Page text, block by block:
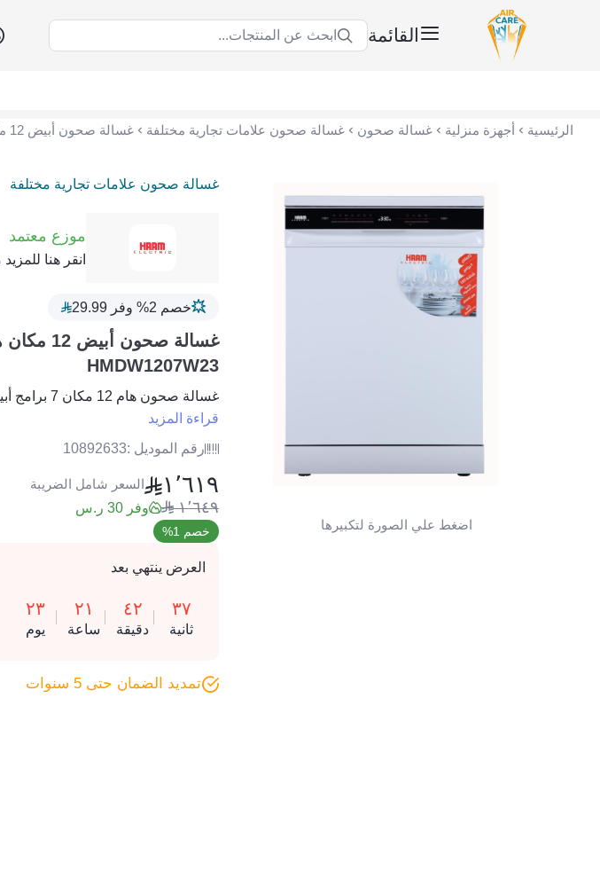
القائمة ابحث عن المنتجات...
الرئيسية أجهزة منزلية غسالة صحون غسالة صحون علامات تجارية مختلفة
اضغط علي الصورة لتكبيرها
غسالة صحون علامات تجارية مختلفة
موزع معتمد
انقر هنا
خصم 2% وفر 29.99
HMDW1207W23
غسالة صحون هام 12 مكان 7 برامج أبيض
قراءة المزيد
رقم الموديل :10892633
١٬٦١٩ السعر شامل الضريبة
١٬٦٤٩ وفر 30 ر.س
خصم 1%
العرض ينتهي بعد
٣٧
ثانية
٤٢
دقيقة
٢١
ساعة
٢٣
يوم
تمديد الضمان حتى 5 سنوات